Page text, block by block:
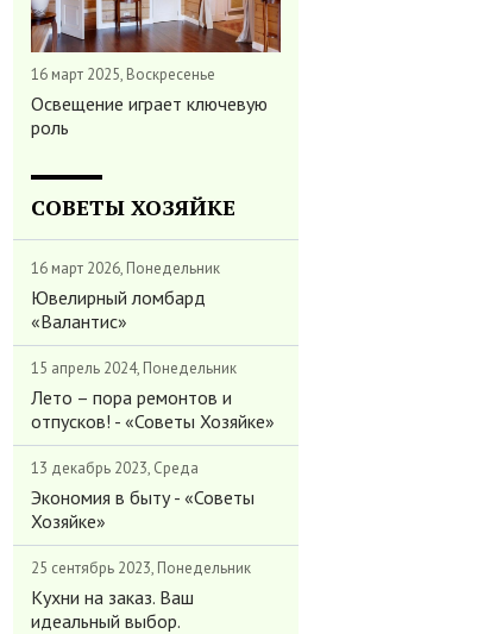
16 март 2025, Воскресенье
Освещение играет ключевую
роль
СОВЕТЫ ХОЗЯЙКЕ
16 март 2026, Понедельник
Ювелирный ломбард
«Валантис»
15 апрель 2024, Понедельник
Лето – пора ремонтов и
отпусков! - «Советы Хозяйке»
13 декабрь 2023, Среда
Экономия в быту - «Советы
Хозяйке»
25 сентябрь 2023, Понедельник
Кухни на заказ. Ваш
идеальный выбор.